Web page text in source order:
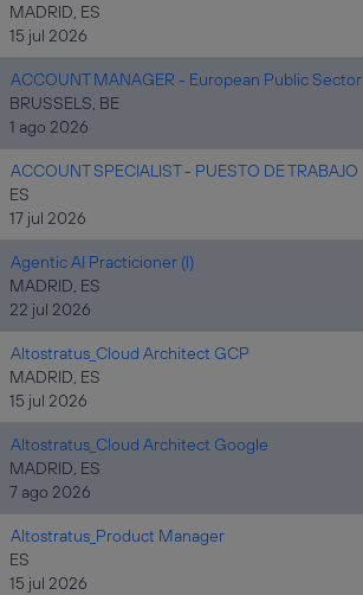
MADRID, ES
15 jul 2026
ACCOUNT MANAGER - European Public Sector
BRUSSELS, BE
1 ago 2026
ACCOUNT SPECIALIST - PUESTO DE TRABAJO
ES
17 jul 2026
Agentic AI Practicioner (I)
MADRID, ES
22 jul 2026
Altostratus_Cloud Architect GCP
MADRID, ES
15 jul 2026
Altostratus_Cloud Architect Google
MADRID, ES
7 ago 2026
Altostratus_Product Manager
ES
15 jul 2026